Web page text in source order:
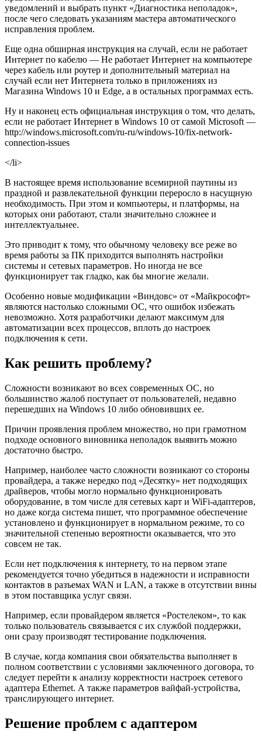
уведомлений и выбрать пункт «Диагностика неполадок»,
после чего следовать указаниям мастера автоматического
исправления проблем.
Еще одна обширная инструкция на случай, если не работает
Интернет по кабелю — Не работает Интернет на компьютере
через кабель или роутер и дополнительный материал на
случай если нет Интернета только в приложениях из
Магазина Windows 10 и Edge, а в остальных программах есть.
Ну и наконец есть официальная инструкция о том, что делать,
если не работает Интернет в Windows 10 от самой Microsoft —
http://windows.microsoft.com/ru-ru/windows-10/fix-network-
connection-issues
</li>
В настоящее время использование всемирной паутины из
праздной и развлекательной функции переросло в насущную
необходимость. При этом и компьютеры, и платформы, на
которых они работают, стали значительно сложнее и
интеллектуальнее.
Это приводит к тому, что обычному человеку все реже во
время работы за ПК приходится выполнять настройки
системы и сетевых параметров. Но иногда не все
функционирует так гладко, как бы многие желали.
Особенно новые модификации «Виндовс» от «Майкрософт»
являются настолько сложными ОС, что ошибок избежать
невозможно. Хотя разработчики делают максимум для
автоматизации всех процессов, вплоть до настроек
подключения к сети.
Как решить проблему?
Сложности возникают во всех современных ОС, но
большинство жалоб поступает от пользователей, недавно
перешедших на Windows 10 либо обновивших ее.
Причин проявления проблем множество, но при грамотном
подходе основного виновника неполадок выявить можно
достаточно быстро.
Например, наиболее часто сложности возникают со стороны
провайдера, а также нередко под «Десятку» нет подходящих
драйверов, чтобы могло нормально функционировать
оборудование, в том числе для сетевых карт и WiFi-адаптеров,
но даже когда система пишет, что программное обеспечение
установлено и функционирует в нормальном режиме, то со
значительной степенью вероятности оказывается, что это
совсем не так.
Если нет подключения к интернету, то на первом этапе
рекомендуется точно убедиться в надежности и исправности
контактов в разъемах WAN и LAN, а также в отсутствии вины
в этом поставщика услуг связи.
Например, если провайдером является «Ростелеком», то как
только пользователь связывается с их службой поддержки,
они сразу производят тестирование подключения.
В случае, когда компания свои обязательства выполняет в
полном соответствии с условиями заключенного договора, то
следует перейти к анализу корректности настроек сетевого
адаптера Ethernet. А также параметров вайфай-устройства,
транслирующего интернет.
Решение проблем с адаптером